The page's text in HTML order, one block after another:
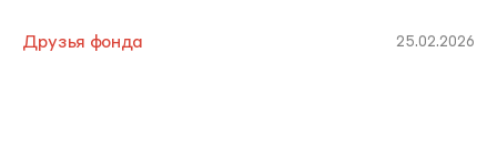
Друзья фонда 25.02.2026